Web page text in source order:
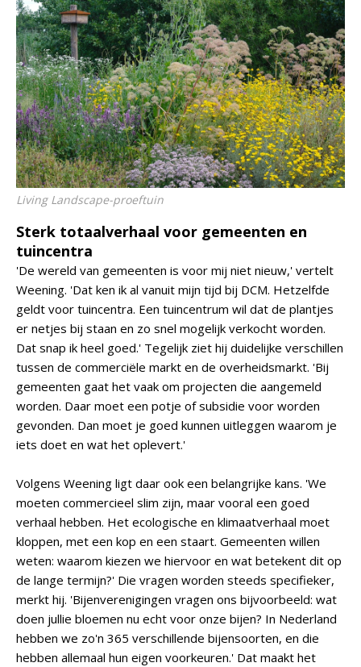
Living Landscape-proeftuin
Sterk totaalverhaal voor gemeenten en
tuincentra
'De wereld van gemeenten is voor mij niet nieuw,' vertelt
Weening. 'Dat ken ik al vanuit mijn tijd bij DCM. Hetzelfde
geldt voor tuincentra. Een tuincentrum wil dat de plantjes
er netjes bij staan en zo snel mogelijk verkocht worden.
Dat snap ik heel goed.' Tegelijk ziet hij duidelijke verschillen
tussen de commerciële markt en de overheidsmarkt. 'Bij
gemeenten gaat het vaak om projecten die aangemeld
worden. Daar moet een potje of subsidie voor worden
gevonden. Dan moet je goed kunnen uitleggen waarom je
iets doet en wat het oplevert.'
Volgens Weening ligt daar ook een belangrijke kans. 'We
moeten commercieel slim zijn, maar vooral een goed
verhaal hebben. Het ecologische en klimaatverhaal moet
kloppen, met een kop en een staart. Gemeenten willen
weten: waarom kiezen we hiervoor en wat betekent dit op
de lange termijn?' Die vragen worden steeds specifieker,
merkt hij. 'Bijenverenigingen vragen ons bijvoorbeeld: wat
doen jullie bloemen nu echt voor onze bijen? In Nederland
hebben we zo'n 365 verschillende bijensoorten, en die
hebben allemaal hun eigen voorkeuren.' Dat maakt het